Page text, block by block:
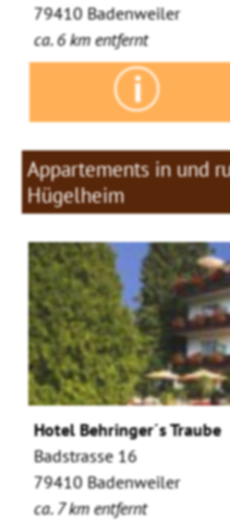
79410 Badenweiler
ca. 6 km entfernt
Appartements in und
Hügelheim
Hotel Behringer´s Traube
Badstrasse 16
79410 Badenweiler
ca. 7 km entfernt